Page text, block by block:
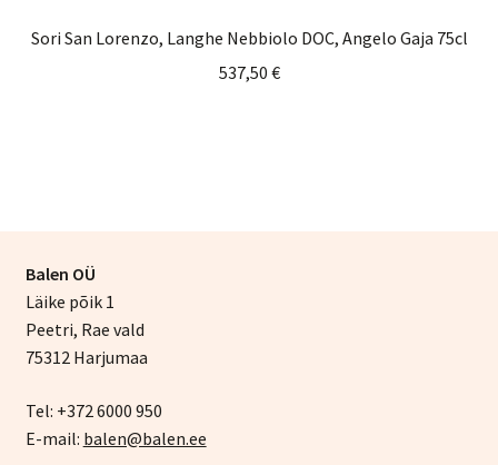
Sori San Lorenzo, Langhe Nebbiolo DOC, Angelo Gaja 75cl
537,50 €
Balen OÜ
Läike põik 1
Peetri, Rae vald
75312 Harjumaa
Tel: +372 6000 950
E-mail: balen@balen.ee